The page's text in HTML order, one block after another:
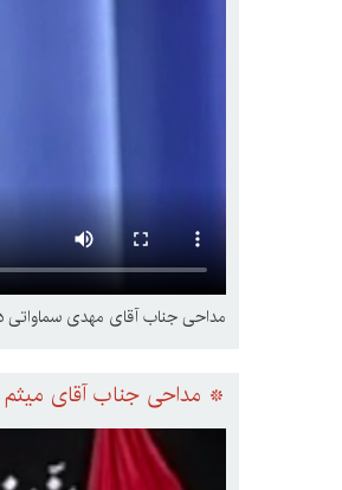
مداحی جناب آقای مهدی سماواتی
* مداحی جناب آقای